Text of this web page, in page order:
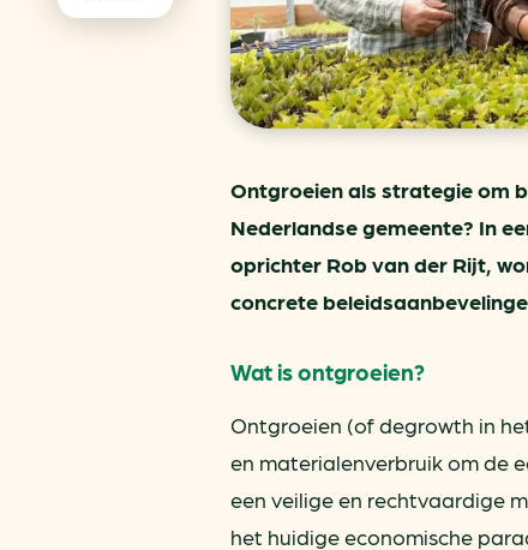
Ontgroeien als strategie om
Nederlandse gemeente? In
oprichter Rob van der Rijt,
concrete
Wat is ontgroeien?
Ontgroeien (of degrowth in
en materialenverbruik om de
een veilige en rechtvaardige
het huidige economische